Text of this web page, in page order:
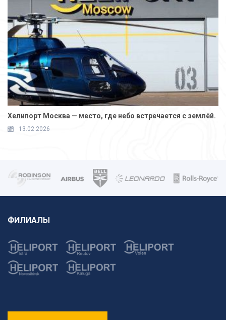
Хелипорт Москва — место, где небо встречается с землёй.
13.02.2026
ФИЛИАЛЫ